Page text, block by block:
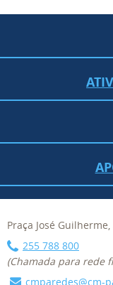
Praça José
255 788 800
(Chamada para rede
cmparedes@cm-